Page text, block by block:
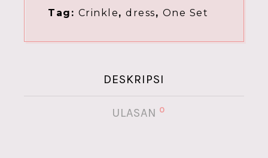
Tag: Crinkle, dress, One Set
DESKRIPSI
ULASAN 0